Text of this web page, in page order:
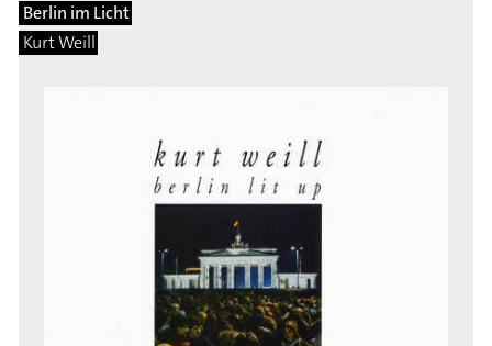
Berlin im Licht
Kurt Weill